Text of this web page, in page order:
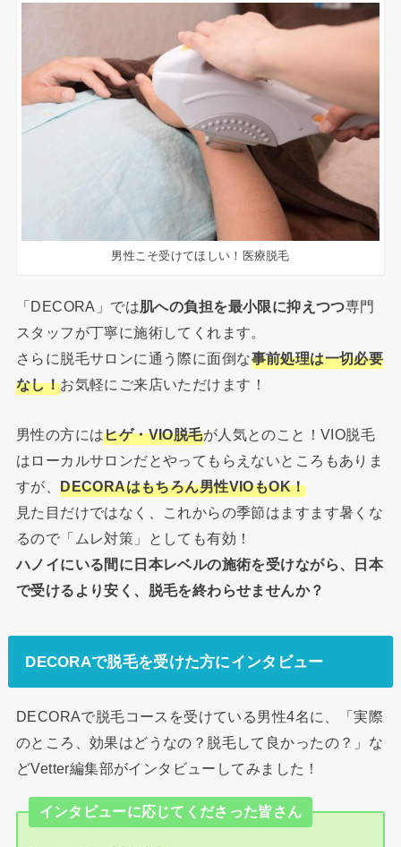
男性こそ受けてほしい！医療脱毛
「DECORA」では肌への負担を最小限に抑えつつ専門
スタッフが丁寧に施術してくれます。
さらに脱毛サロンに通う際に面倒な事前処理は一切必要
なし！お気軽にご来店いただけます！
男性の方にはヒゲ・VIO脱毛が人気とのこと！VIO脱毛
はローカルサロンだとやってもらえないところもありま
すが、DECORAはもちろん男性VIOもOK！
見た目だけではなく、これからの季節はますます暑くな
るので「ムレ対策」としても有効！
ハノイにいる間に日本レベルの施術を受けながら、日本
で受けるより安く、脱毛を終わらせませんか？
DECORAで脱毛を受けた方にインタビュー
DECORAで脱毛コースを受けている男性4名に、「実際
のところ、効果はどうなの？脱毛して良かったの？」な
どVetter編集部がインタビューしてみました！
インタビューに応じてくださった皆さん